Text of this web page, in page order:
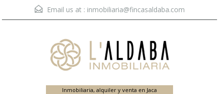
Email us at : inmobiliaria@fincasaldaba.com
Inmobiliaria, alquiler y venta en Jaca